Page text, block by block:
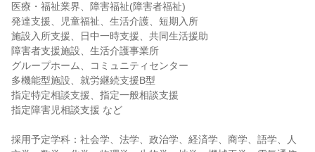
医療・福祉業界、障害福祉(障害者福祉)
発達支援、児童福祉、生活介護、短期入所
施設入所支援、日中一時支援、共同生活援助
障害者支援施設、生活介護事業所
グループホーム、コミュニティセンター
多機能型施設、就労継続支援B型
指定特定相談支援、指定一般相談支援
指定障害児相談支援 など
採用予定学科：社会学、法学、政治学、経済学、商学、語学、人